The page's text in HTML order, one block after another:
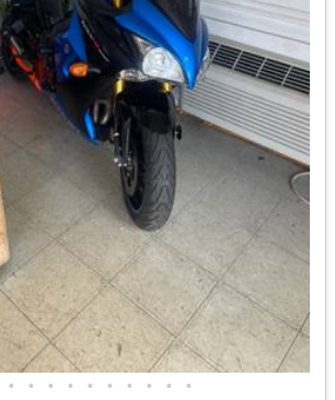
• • • • • • • • • •